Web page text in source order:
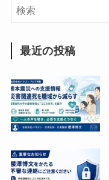
最近の投稿